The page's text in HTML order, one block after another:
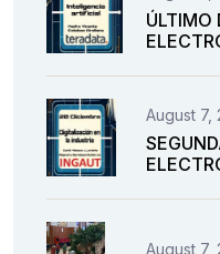
ÚLTIMO
August 7,
August 7,